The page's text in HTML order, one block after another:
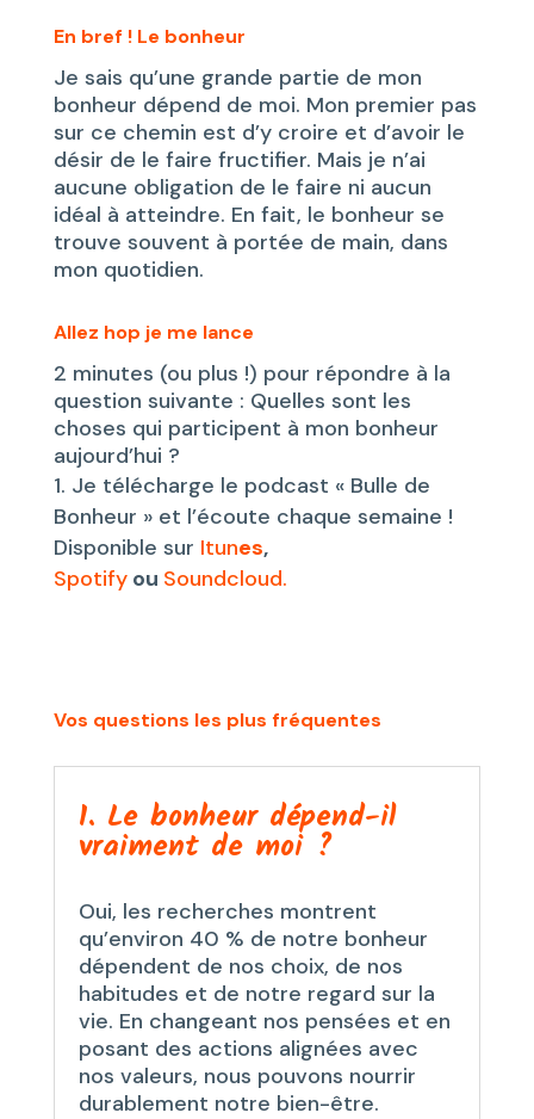
En bref ! Le bonheur
Je sais qu’une grande partie de mon
bonheur dépend de moi. Mon premier pas
sur ce chemin est d’y croire et d’avoir le
désir de le faire fructifier. Mais je n’ai
aucune obligation de le faire ni aucun
idéal à atteindre. En fait, le bonheur se
trouve souvent à portée de main, dans
mon quotidien.
Allez hop je me lance
2 minutes (ou plus !) pour répondre à la
question suivante : Quelles sont les
choses qui participent à mon bonheur
aujourd’hui ?
Je télécharge le podcast « Bulle de
Bonheur » et l’écoute chaque semaine !
Disponible sur Itunes,
Spotifyou Soundcloud.
Vos questions les plus fréquentes
1. Le bonheur dépend-il
vraiment de moi ?
Oui, les recherches montrent
qu’environ 40 % de notre bonheur
dépendent de nos choix, de nos
habitudes et de notre regard sur la
vie. En changeant nos pensées et en
posant des actions alignées avec
nos valeurs, nous pouvons nourrir
durablement notre bien-être.